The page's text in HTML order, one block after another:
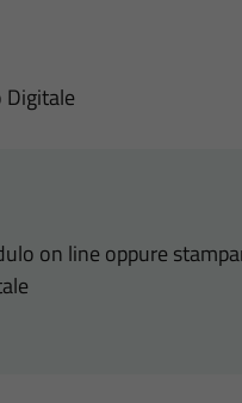
on line oppure